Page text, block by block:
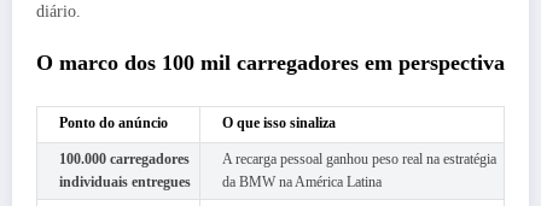
diário.
O marco dos 100 mil carregadores em perspectiva
Ponto do anúncio O que isso sinaliza
100.000 carregadores
individuais entregues
A recarga pessoal ganhou peso real na estratégia
da BMW na América Latina